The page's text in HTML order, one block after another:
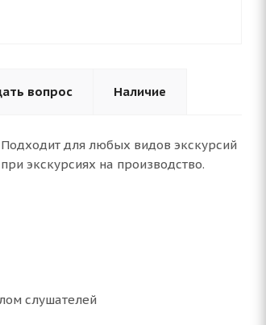
вопрос Наличие
для любых видов экскурсий
экскурсиях на производство.
слушателей